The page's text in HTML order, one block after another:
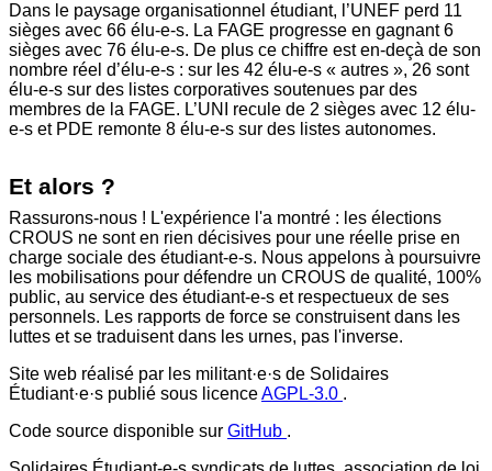
Dans le paysage organisationnel étudiant, l’UNEF perd 11
sièges avec 66 élu-e-s. La FAGE progresse en gagnant 6
sièges avec 76 élu-e-s. De plus ce chiffre est en-deçà de son
nombre réel d’élu-e-s : sur les 42 élu-e-s « autres », 26 sont
élu-e-s sur des listes corporatives soutenues par des
membres de la FAGE. L’UNI recule de 2 sièges avec 12 élu-
e-s et PDE remonte 8 élu-e-s sur des listes autonomes.
Et alors ?
Rassurons-nous ! L'expérience l'a montré : les élections
CROUS ne sont en rien décisives pour une réelle prise en
charge sociale des étudiant-e-s. Nous appelons à poursuivre
les mobilisations pour défendre un CROUS de qualité, 100%
public, au service des étudiant-e-s et respectueux de ses
personnels. Les rapports de force se construisent dans les
luttes et se traduisent dans les urnes, pas l'inverse.
Site web réalisé par les militant·e·s de Solidaires
Étudiant·e·s publié sous licenceAGPL-3.0 .
Code source disponible sur GitHub .